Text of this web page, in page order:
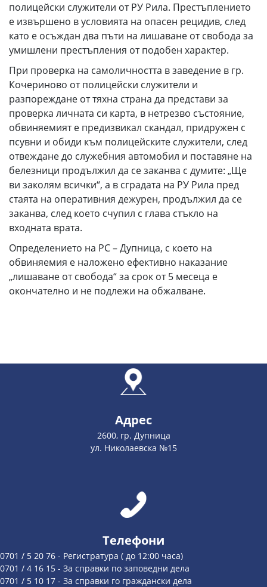
полицейски служители от РУ Рила. Престъплението
е извършено в условията на опасен рецидив, след
като е осъждан два пъти на лишаване от свобода за
умишлени престъпления от подобен характер.
При проверка на самоличността в заведение в гр.
Кочериново от полицейски служители и
разпореждане от тяхна страна да представи за
проверка личната си карта, в нетрезво състояние,
обвиняемият е предизвикал скандал, придружен с
псувни и обиди към полицейските служители, след
отвеждане до служебния автомобил и поставяне на
белезници продължил да се заканва с думите: „Ще
ви заколям всички“, а в сградата на РУ Рила пред
стаята на оперативния дежурен, продължил да се
заканва, след което счупил с глава стъкло на
входната врата.
Определението на РС – Дупница, с което на
обвиняемия е наложено ефективно наказание
„лишаване от свобода“ за срок от 5 месеца е
окончателно и не подлежи на обжалване.
Адрес
2600, гр. Дупница
ул. Николаевска №15
Телефони
0701 / 5 20 76 - Регистратура ( до 12:00 часа)
0701 / 4 16 15 - За справки по заповедни дела
0701 / 5 10 17 - За справки го граждански дела